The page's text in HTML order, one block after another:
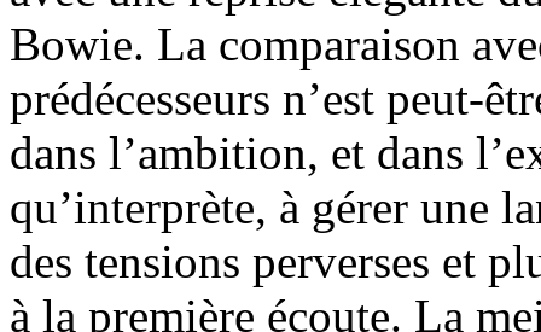
Bowie. La comparaison
prédécesseurs n’est peut-
dans l’ambition, et dans
qu’interprète, à gérer une
des tensions perverses et
à la première écoute. La